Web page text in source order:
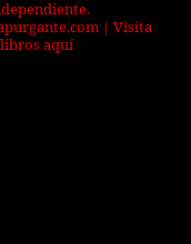
| Visita
aquí